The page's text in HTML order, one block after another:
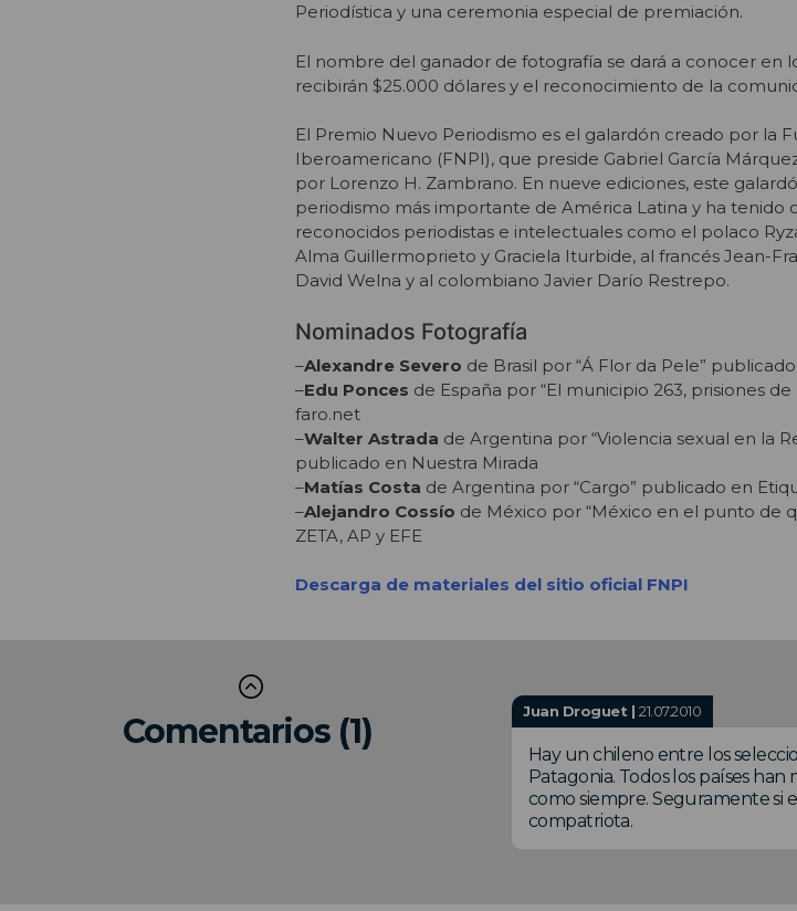
Periodística y una ceremonia especial de premiación.
El nombre del ganador de fotografía se dará a conocer en
recibirán $25.000 dólares y el reconocimiento de la
El Premio Nuevo Periodismo es el galardón creado por la
Iberoamericano (FNPI), que preside Gabriel García
por Lorenzo H. Zambrano. En nueve ediciones, este
periodismo más importante de América Latina y ha tenido
reconocidos periodistas e intelectuales como el polaco
Alma Guillermoprieto y Graciela Iturbide, al francés Jean-
David Welna y al colombiano Javier Darío Restrepo.
Nominados Fotografía
–Alexandre Severo de Brasil por “Á Flor da Pele”
–Edu Ponces de España por “El municipio 263, prisiones
faro.net
–Walter Astrada de Argentina por “Violencia sexual en la
publicado en Nuestra Mirada
–Matías Costa de Argentina por “Cargo” publicado en
–Alejandro Cossío de México por “México en el punto de
ZETA, AP y EFE
Descarga de materiales del sitio oficial FNPI
Comentarios (1) Juan Droguet |21.07.2010
Hay un chileno entre los
Patagonia. Todos los países
como siempre. Seguramente si
compatriota.